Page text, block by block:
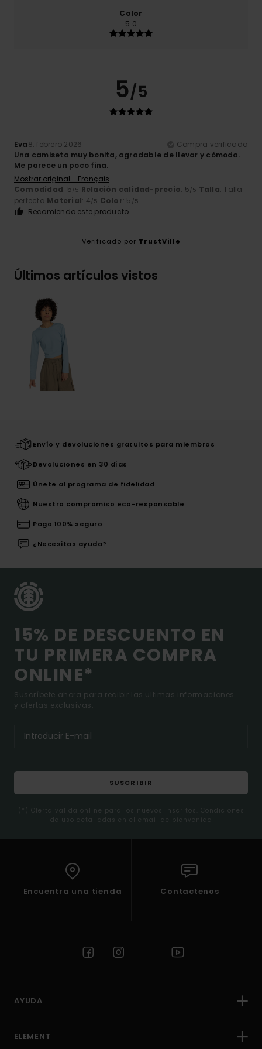
Color
5.0
5/5
Eva8. febrero 2026
Compra verificada
Una camiseta muy bonita, agradable de llevar y cómoda.
Me parece un poco fina.
Mostrar original - Français
Comodidad: 5/5 Relación calidad-precio: 5/5 Talla: Talla
perfecta Material: 4/5 Color: 5 /5
Recomiendo este producto
Verificado por TrustVille
Últimos artículos vistos
Envío y devoluciones gratuitos para miembros
Devoluciones en 30 días
Únete al programa de fidelidad
Nuestro compromiso eco-responsable
Pago 100% seguro
¿Necesitas ayuda?
15% DE DESCUENTO EN
TU PRIMERA COMPRA
ONLINE*
Suscríbete ahora para recibir las ultimas informaciones
y ofertas exclusivas.
SUSCRIBIR
(*) Oferta valida online para los nuevos inscritos. Condiciones
de uso detalladas en el email de bienvenida
Encuentra una tienda Contactenos
AYUDA
ELEMENT